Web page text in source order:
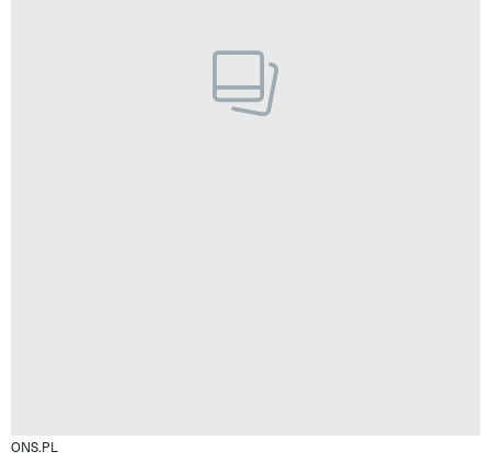
ONS.PL